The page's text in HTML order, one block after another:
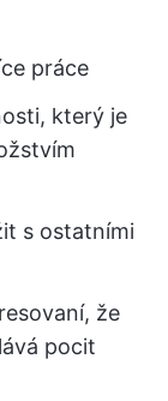
práce
který je
s ostatními
že
pocit